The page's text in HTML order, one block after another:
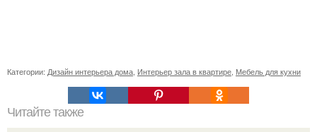
Категории: Дизайн интерьера дома Интерьер зала в квартире Мебель для кухни
Читайте также